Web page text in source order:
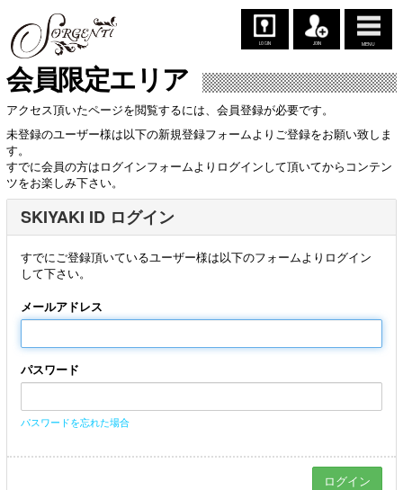
LOGIN JOIN MENU
会員限定エリア
アクセス頂いたページを閲覧するには、会員登録が必要です。
未登録のユーザー様は以下の新規登録フォームよりご登録をお願い致しま
す。
すでに会員の方はログインフォームよりログインして頂いてからコンテン
ツをお楽しみ下さい。
SKIYAKI ID ログイン
すでにご登録頂いているユーザー様は以下のフォームよりログイン
して下さい。
メールアドレス
パスワード
パスワードを忘れた場合